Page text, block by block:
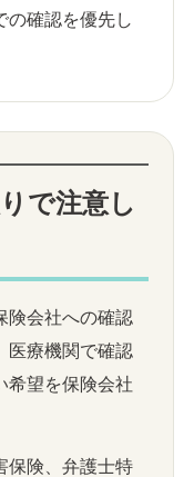
の確認を優先し
で注意し
険会社への確認
医療機関で確認
希望を保険会社
保険、弁護士特